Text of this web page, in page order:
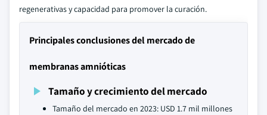
regenerativas y capacidad para promover la curación.
Principales conclusiones del mercado de
membranas amnióticas
Tamaño y crecimiento del mercado
Tamaño del mercado en 2023: USD 1.7 mil millones